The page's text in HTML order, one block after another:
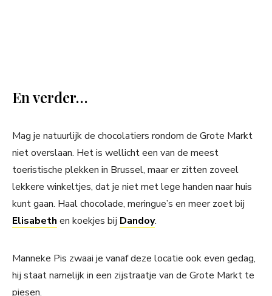
En verder…
Mag je natuurlijk de chocolatiers rondom de Grote Markt
niet overslaan. Het is wellicht een van de meest
toeristische plekken in Brussel, maar er zitten zoveel
lekkere winkeltjes, dat je niet met lege handen naar huis
kunt gaan. Haal chocolade, meringue’s en meer zoet bij
Elisabeth en koekjes bij Dandoy.
Manneke Pis zwaai je vanaf deze locatie ook even gedag,
hij staat namelijk in een zijstraatje van de Grote Markt te
piesen.